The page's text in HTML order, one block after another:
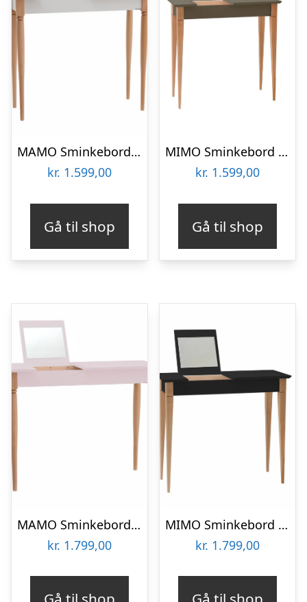
MAMO Sminkebord med spejl, 65x35cm, Hvid
kr. 1.599,00
Gå til shop
MIMO Sminkebord med spejl 65x35cm Brun
kr. 1.599,00
Gå til shop
MAMO Sminkebord med spejl – 105x35cm Pink
kr. 1.799,00
MIMO Sminkebord med spejl 85x35cm Sort
kr. 1.799,00